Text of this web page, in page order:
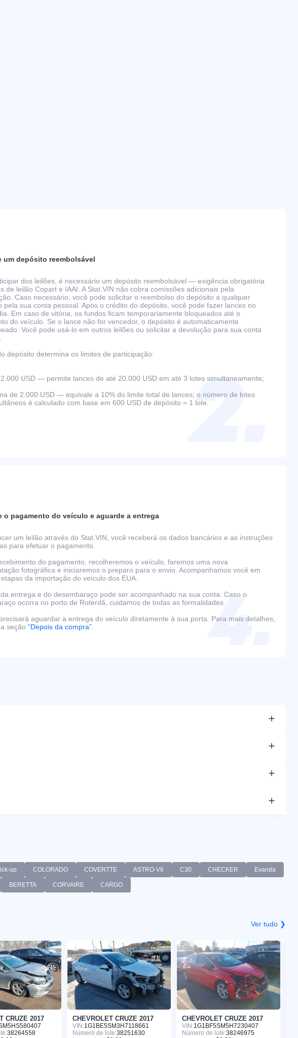
um depósito reembolsável
dos leilões, é necessário um depósito reembolsável — exigência obrigatória
de leilão Copart e IAAI. A Stat.VIN não cobra comissões adicionais pela
Caso necessário, você pode solicitar o reembolso do depósito a qualquer
pela sua conta pessoal. Após o crédito do depósito, você pode fazer lances no
Em caso de vitória, os fundos ficam temporariamente bloqueados até o
do veículo. Se o lance não for vencedor, o depósito é automaticamente
Você pode usá-lo em outros leilões ou solicitar a devolução para sua conta
depósito determina os limites de participação:
USD — permite lances de até 20.000 USD em até 3 lotes simultaneamente;
de 2.000 USD — equivale a 10% do limite total de lances; o número de lotes
é calculado com base em 600 USD de depósito = 1 lote.
o pagamento do veículo e aguarde a entrega
um leilão através do Stat.VIN, você receberá os dados bancários e as instruções
para efetuar o pagamento.
do pagamento, recolheremos o veículo, faremos uma nova
fotográfica e iniciaremos o preparo para o envio. Acompanhamos você em
da importação do veículo dos EUA.
entrega e do desembaraço pode ser acompanhado na sua conta. Caso o
ocorra no porto de Roterdã, cuidamos de todas as formalidades.
aguardar a entrega do veículo diretamente à sua porta. Para mais detalhes,
seção “Depois da compra”
up COLORADO COVERTTE ASTRO-V6 C30 CHECKER Evanda
BERETTA CORVAIRE CARGO
Ver tudo ❯
CRUZE 2017
38264558
CHEVROLET CRUZE 2017
VIN:1G1BE5SM3H7118661
Número de lote:38251630
CHEVROLET CRUZE 2017
VIN:1G1BF5SM5H7230407
Número de lote:38246975